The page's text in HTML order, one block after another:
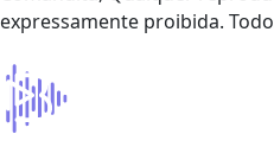
expressamente proibida.